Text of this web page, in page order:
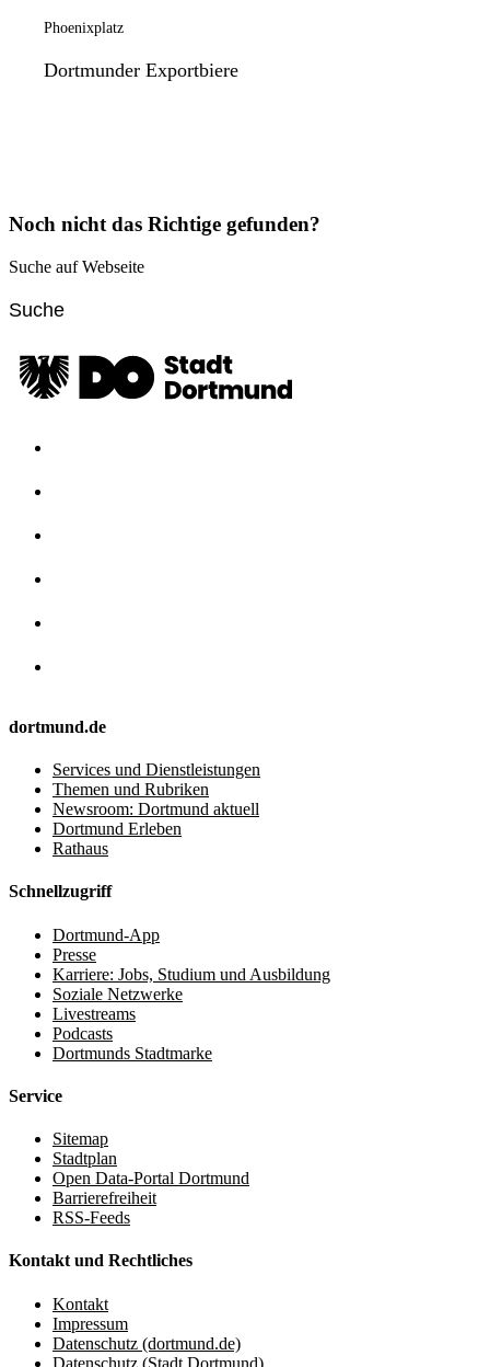
Phoenixplatz
Dortmunder Exportbiere
Noch nicht das Richtige gefunden?
Suche auf Webseite
dortmund.de
Services und Dienstleistungen
Themen und Rubriken
Newsroom: Dortmund aktuell
Dortmund Erleben
Rathaus
Schnellzugriff
Dortmund-App
Presse
Karriere: Jobs, Studium und Ausbildung
Soziale Netzwerke
Livestreams
Podcasts
Dortmunds Stadtmarke
Service
Sitemap
Stadtplan
Open Data-Portal Dortmund
Barrierefreiheit
RSS-Feeds
Kontakt und Rechtliches
Kontakt
Impressum
Datenschutz (dortmund.de)
Datenschutz (Stadt Dortmund)